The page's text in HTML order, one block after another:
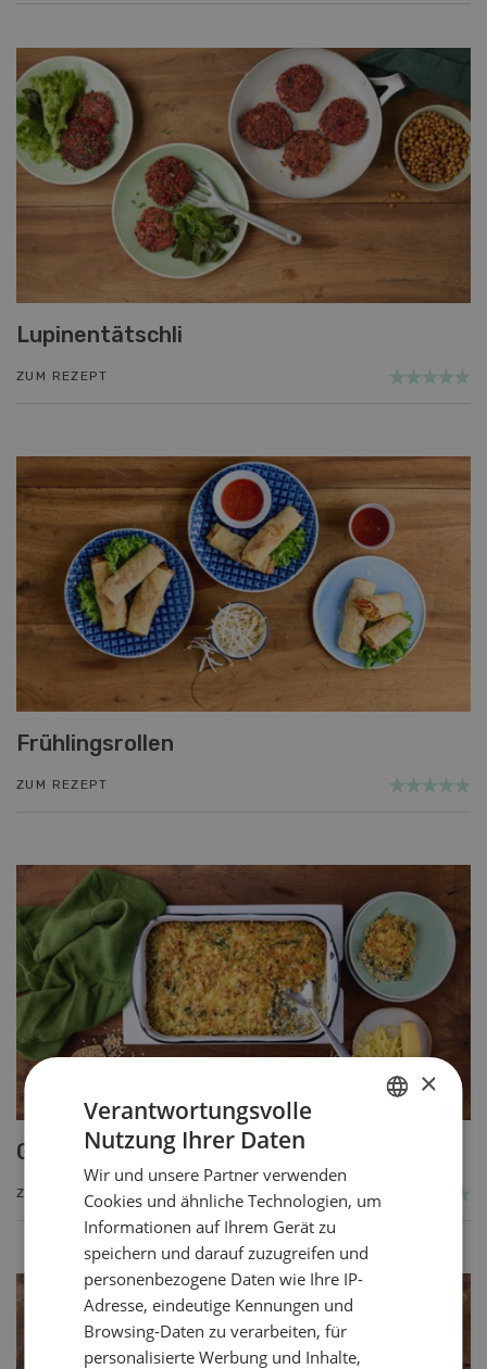
Lupinentätschli
ZUM REZEPT
Frühlingsrollen
ZUM REZEPT
Getreide-Gemüseauflauf
ZUM REZEPT
×
Verantwortungsvolle
Nutzung Ihrer Daten
Wir und unsere Partner verwenden
Cookies und ähnliche Technologien, um
Informationen auf Ihrem Gerät zu
speichern und darauf zuzugreifen und
personenbezogene Daten wie Ihre IP-
Adresse, eindeutige Kennungen und
Browsing-Daten zu verarbeiten, für
personalisierte Werbung und Inhalte,